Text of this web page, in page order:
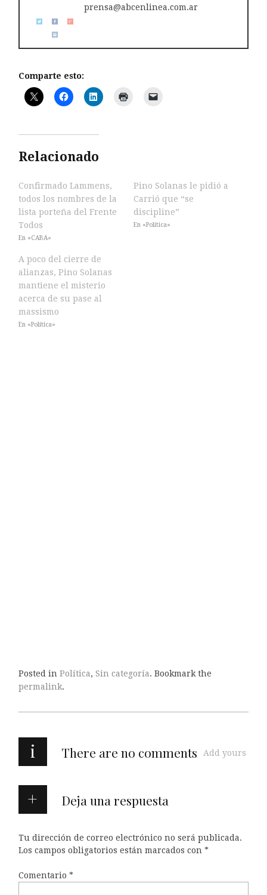
prensa@abcenlinea.com.ar
Comparte esto:
Relacionado
Confirmado Lammens,
todos los nombres de la
lista porteña del Frente
Todos
En «CABA»
Pino Solanas le pidió a
Carrió que “se
discipline”
En «Política»
A poco del cierre de
alianzas, Pino Solanas
mantiene el misterio
acerca de su pase al
massismo
En «Política»
Posted in Política, Sin categoría. Bookmark the
permalink.
i There are no comments Add yours
Deja una respuesta
Tu dirección de correo electrónico no será publicada.
Los campos obligatorios están marcados con *
Comentario *